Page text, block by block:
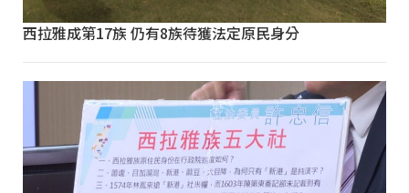
西拉雅成第17族 仍有8族待獲法定原民身分